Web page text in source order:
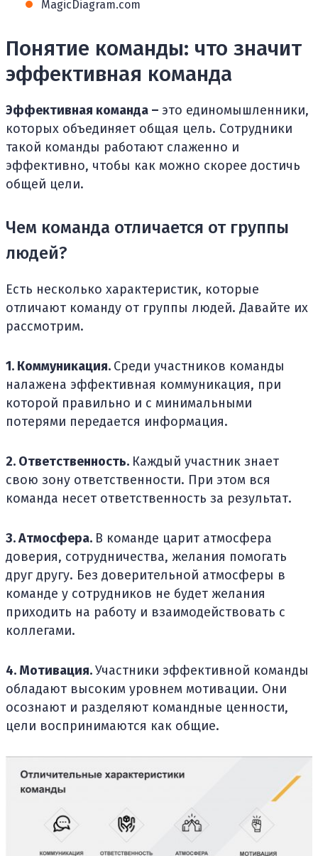
MagicDiagram.com
Понятие команды: что значит
эффективная команда
Эффективная команда – это единомышленники,
которых объединяет общая цель. Сотрудники
такой команды работают слаженно и
эффективно, чтобы как можно скорее достичь
общей цели.
Чем команда отличается от группы
людей?
Есть несколько характеристик, которые
отличают команду от группы людей. Давайте их
рассмотрим.
1. Коммуникация. Среди участников команды
налажена эффективная коммуникация, при
которой правильно и с минимальными
потерями передается информация.
2. Ответственность. Каждый участник знает
свою зону ответственности. При этом вся
команда несет ответственность за результат.
3. Атмосфера. В команде царит атмосфера
доверия, сотрудничества, желания помогать
друг другу. Без доверительной атмосферы в
команде у сотрудников не будет желания
приходить на работу и взаимодействовать с
коллегами.
4. Мотивация.Участники эффективной команды
обладают высоким уровнем мотивации. Они
осознают и разделяют командные ценности,
цели воспринимаются как общие.